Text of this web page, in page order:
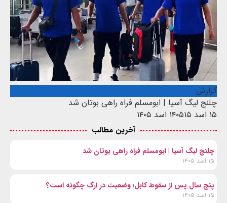
گزارش
چلنج لیگ آسیا | ابومسلم فراه راهی بوتان شد
۱۵ اسد ۱۴۰۵
۱۵ اسد ۱۴۰۵
آخرین مطالب
چلنج لیگ آسیا | ابومسلم فراه راهی بوتان شد
۱۵ اسد ۱۴۰۵
پنج سال پس از سقوط کابل؛ وضعیت در ارگ چگونه است؟
۱۵ اسد ۱۴۰۵